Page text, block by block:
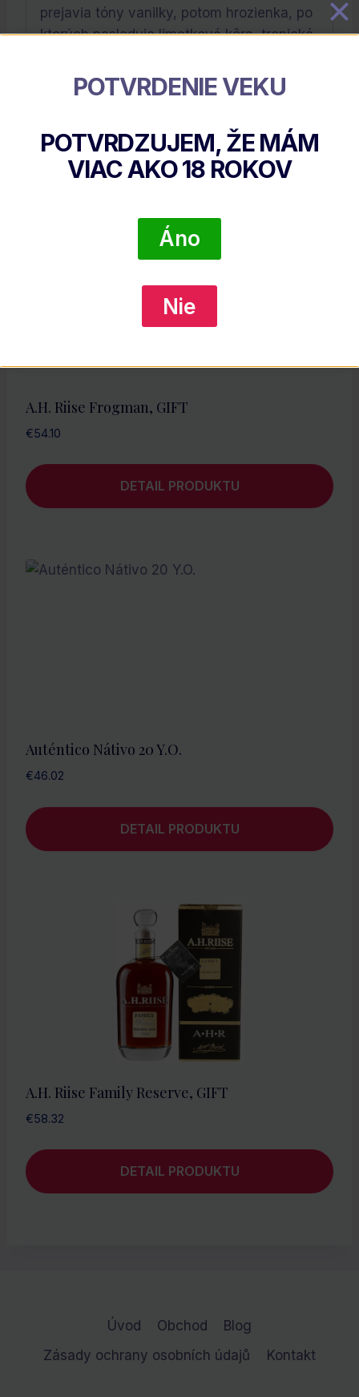
prejavia tóny vanilky, potom hrozienka, po
ktorých nasleduje limetková kôra, tropické
karamelu.
Súvisiace Produkty
A.H. Riise Frogman, GIFT
€54.10
DETAIL PRODUKTU
Auténtico Nátivo 20 Y.O.
€46.02
DETAIL PRODUKTU
A.H. Riise Family Reserve, GIFT
€58.32
DETAIL PRODUKTU
Úvod Obchod
Blog
Zásady ochrany osobních údajů
Kontakt
POTVRDENIE VEKU
POTVRDZUJEM, ŽE MÁM
VIAC AKO18 ROKOV
Áno
Nie